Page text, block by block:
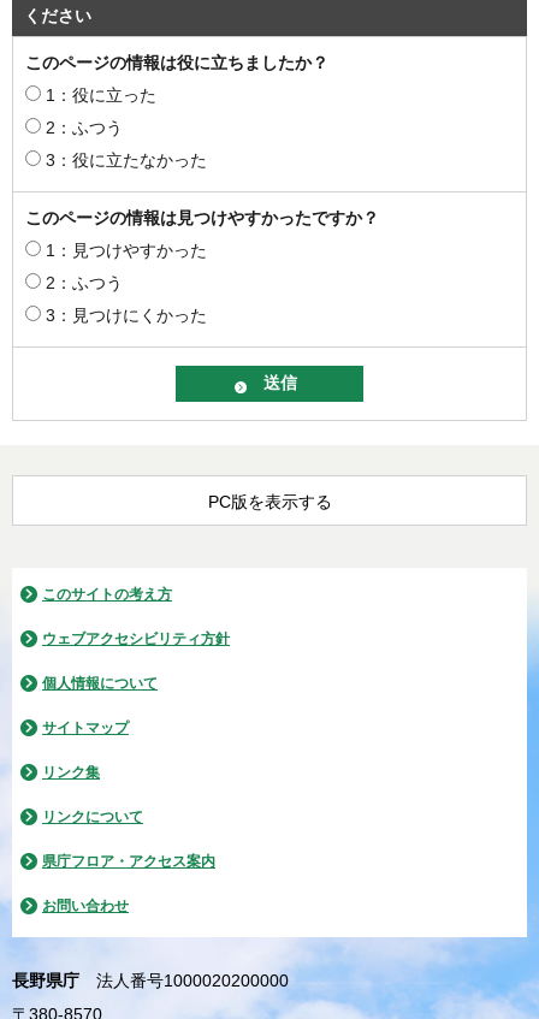
ください
このページの情報は役に立ちましたか？
1：役に立った
2：ふつう
3：役に立たなかった
このページの情報は見つけやすかったですか？
1：見つけやすかった
2：ふつう
3：見つけにくかった
PC版を表示する
このサイトの考え方
ウェブアクセシビリティ方針
個人情報について
サイトマップ
リンク集
リンクについて
県庁フロア・アクセス案内
お問い合わせ
長野県庁
法人番号1000020200000
〒380-8570